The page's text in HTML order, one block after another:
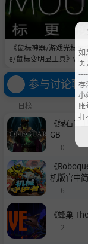
《鼠标神器/游戏光标
e/鼠标变明显工具》
5566官中免安装-简中|
参与讨论聊
日榜
《绿石守
GB
0
《
机版官中
6
《蜂巢
2
如
页
存
小
账
打